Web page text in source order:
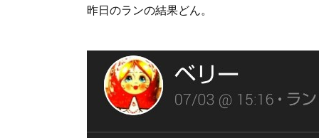
昨日のランの結果どん。